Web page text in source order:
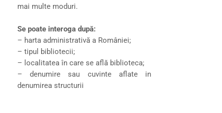
mai multe moduri.
Se poate interoga după:
– harta administrativă a României;
– tipul bibliotecii;
– localitatea în care se află biblioteca;
– denumire sau cuvinte aflate in
denumirea structurii